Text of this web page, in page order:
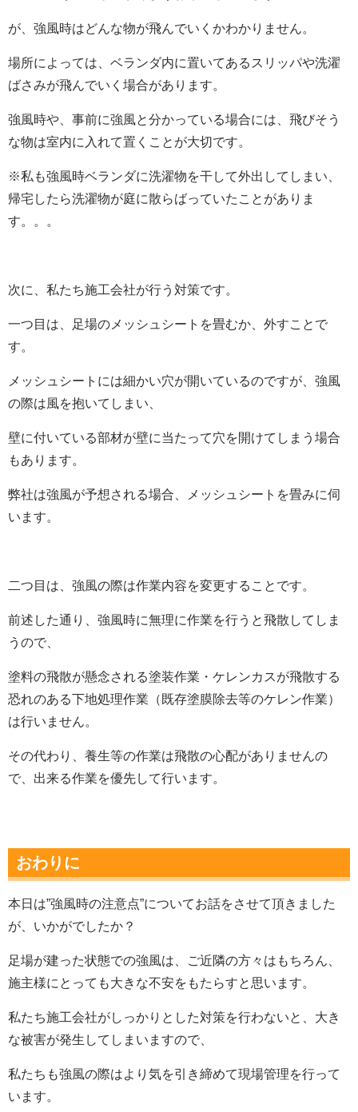
が、強風時はどんな物が飛んでいくかわかりません。
場所によっては、ベランダ内に置いてあるスリッパや洗濯
ばさみが飛んでいく場合があります。
強風時や、事前に強風と分かっている場合には、飛びそう
な物は室内に入れて置くことが大切です。
※私も強風時ベランダに洗濯物を干して外出してしまい、
帰宅したら洗濯物が庭に散らばっていたことがありま
す。。。
次に、私たち施工会社が行う対策です。
一つ目は、足場のメッシュシートを畳むか、外すことで
す。
メッシュシートには細かい穴が開いているのですが、強風
の際は風を抱いてしまい、
壁に付いている部材が壁に当たって穴を開けてしまう場合
もあります。
弊社は強風が予想される場合、メッシュシートを畳みに伺
います。
二つ目は、強風の際は作業内容を変更することです。
前述した通り、強風時に無理に作業を行うと飛散してしま
うので、
塗料の飛散が懸念される塗装作業・ケレンカスが飛散する
恐れのある下地処理作業（既存塗膜除去等のケレン作業）
は行いません。
その代わり、養生等の作業は飛散の心配がありませんの
で、出来る作業を優先して行います。
おわりに
本日は”強風時の注意点”についてお話をさせて頂きました
が、いかがでしたか？
足場が建った状態での強風は、ご近隣の方々はもちろん、
施主様にとっても大きな不安をもたらすと思います。
私たち施工会社がしっかりとした対策を行わないと、大き
な被害が発生してしまいますので、
私たちも強風の際はより気を引き締めて現場管理を行って
います。